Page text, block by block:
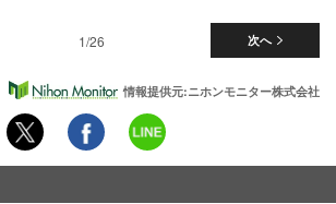
次へ
1/26
情報提供元:ニホンモニター株式会社